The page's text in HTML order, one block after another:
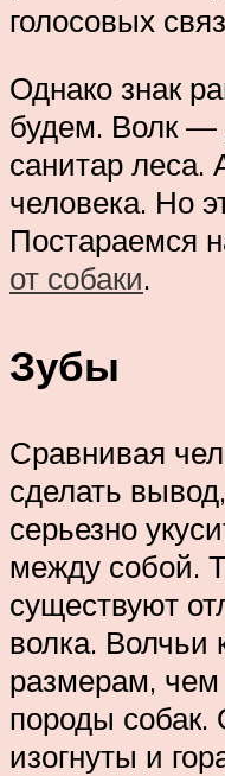
голосовых
Однако знак
будем. Волк —
санитар леса.
человека. Но
Постараемся
от собаки.
Зубы
Сравнивая
сделать
серьезно
между собой.
существуют
волка.
размерам, чем
породы собак.
изогнуты и